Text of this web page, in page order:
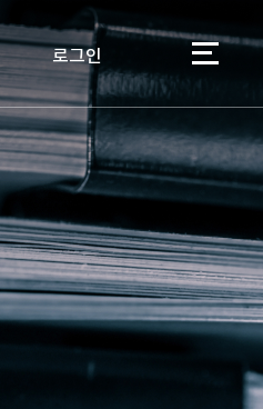
로그인 이용자